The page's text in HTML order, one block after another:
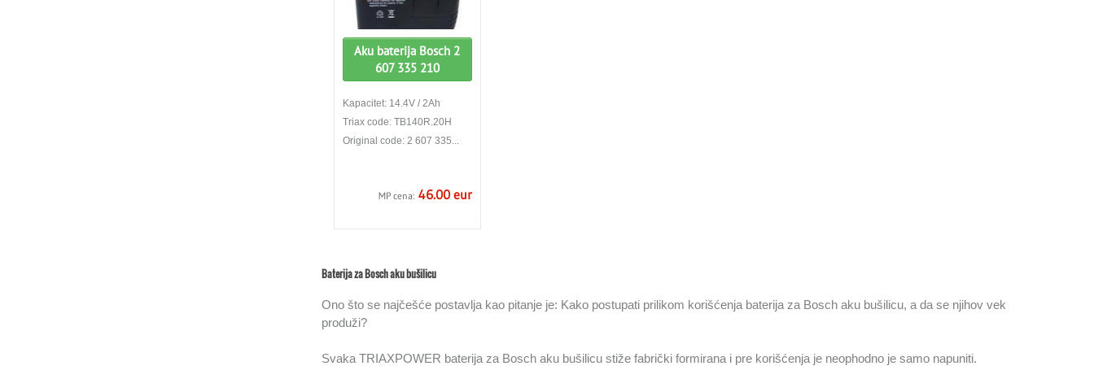
Aku baterija Bosch 2
607 335 210
Kapacitet: 14.4V / 2Ah
Triax code: TB140R.20H
Original code: 2 607 335...
MP cena: 46.00 eur
Baterija za Bosch aku bušilicu
Ono što se najčešće postavlja kao pitanje je: Kako postupati prilikom korišćenja baterija za Bosch aku bušilicu, a da se njihov vek
produži?
Svaka TRIAXPOWER baterija za Bosch aku bušilicu stiže fabrički formirana i pre korišćenja je neophodno je samo napuniti.